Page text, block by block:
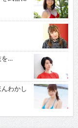
を…
わかし